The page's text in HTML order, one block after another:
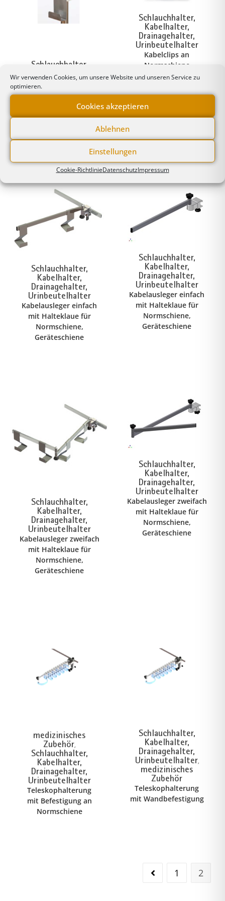
Wir verwenden Cookies, um unsere Website und unseren Service zu
optimieren.
Cookies akzeptieren
Ablehnen
Einstellungen
Cookie-RichtlinieDatenschutzImpressum
Schlauchhalter,
Kabelhalter,
Drainagehalter,
Urinbeutelhalter
Drainagehalter,
Urinbeutelhalter,
Schlauchhalter,
Kabelhalter,
Drainagehalter,
Urinbeutelhalter
Kabelclips an
Normschiene
schwarz/grau
Schlauchhalter,
Kabelhalter,
Drainagehalter,
Urinbeutelhalter
Kabelausleger einfach
mit Halteklaue für
Normschiene,
Geräteschiene
Schlauchhalter,
Kabelhalter,
Drainagehalter,
Urinbeutelhalter
Kabelausleger einfach
mit Halteklaue für
Normschiene,
Geräteschiene
Schlauchhalter,
Kabelhalter,
Drainagehalter,
Urinbeutelhalter
Kabelausleger zweifach
mit Halteklaue für
Normschiene,
Geräteschiene
Schlauchhalter,
Kabelhalter,
Drainagehalter,
Urinbeutelhalter
Kabelausleger zweifach
mit Halteklaue für
Normschiene,
Geräteschiene
medizinisches
Zubehör,
Schlauchhalter,
Kabelhalter,
Drainagehalter,
Urinbeutelhalter
Teleskophalterung
mit Befestigung an
Normschiene
Schlauchhalter,
Kabelhalter,
Drainagehalter,
Urinbeutelhalter,
medizinisches
Zubehör
Teleskophalterung
mit Wandbefestigung
1 2